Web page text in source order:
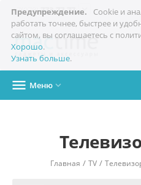
Предупреждение.
Cookie и
работать точнее, быстрее и
сайтом, вы соглашаетесь с
Хорошо.
Узнать больше.
+7(978)773-77-77 
 Меню 
Главная / TV /